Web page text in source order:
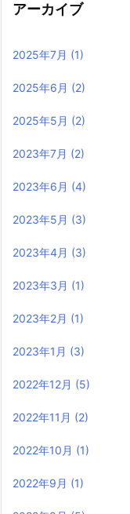
アーカイブ
2025年7月 (1)
2025年6月 (2)
2025年5月 (2)
2023年7月 (2)
2023年6月 (4)
2023年5月 (3)
2023年4月 (3)
2023年3月 (1)
2023年2月 (1)
2023年1月 (3)
2022年12月 (5)
2022年11月 (2)
2022年10月 (1)
2022年9月 (1)